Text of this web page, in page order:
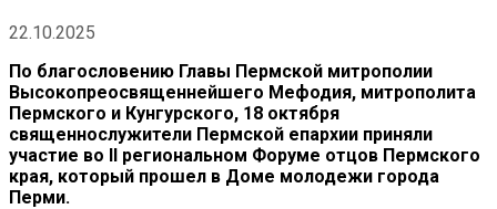
22.10.2025
По благословению Главы Пермской митрополии
Высокопреосвященнейшего Мефодия, митрополита
Пермского и Кунгурского, 18 октября
священнослужители Пермской епархии приняли
участие во II региональном Форуме отцов Пермского
края, который прошел в Доме молодежи города
Перми.